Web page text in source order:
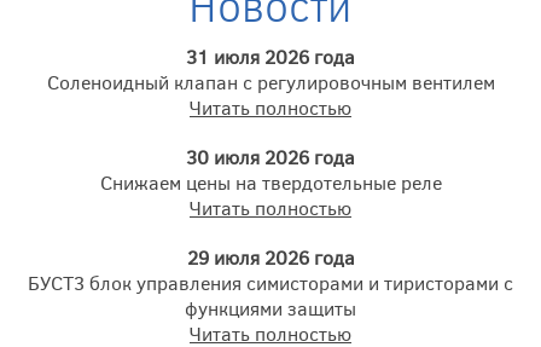
31 июля 2026 года
Соленоидный клапан с регулировочным вентилем
Читать полностью
30 июля 2026 года
Снижаем цены на твердотельные реле
Читать полностью
29 июля 2026 года
БУСТ3 блок управления симисторами и тиристорами с
функциями защиты
Читать полностью